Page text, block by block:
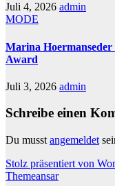
Juli 4, 2026 admin
MODE
Marina
Award
Juli 3, 2026 admin
Schreibe einen
Du musst angemeldet
Stolz präsentiert von
Themeansar